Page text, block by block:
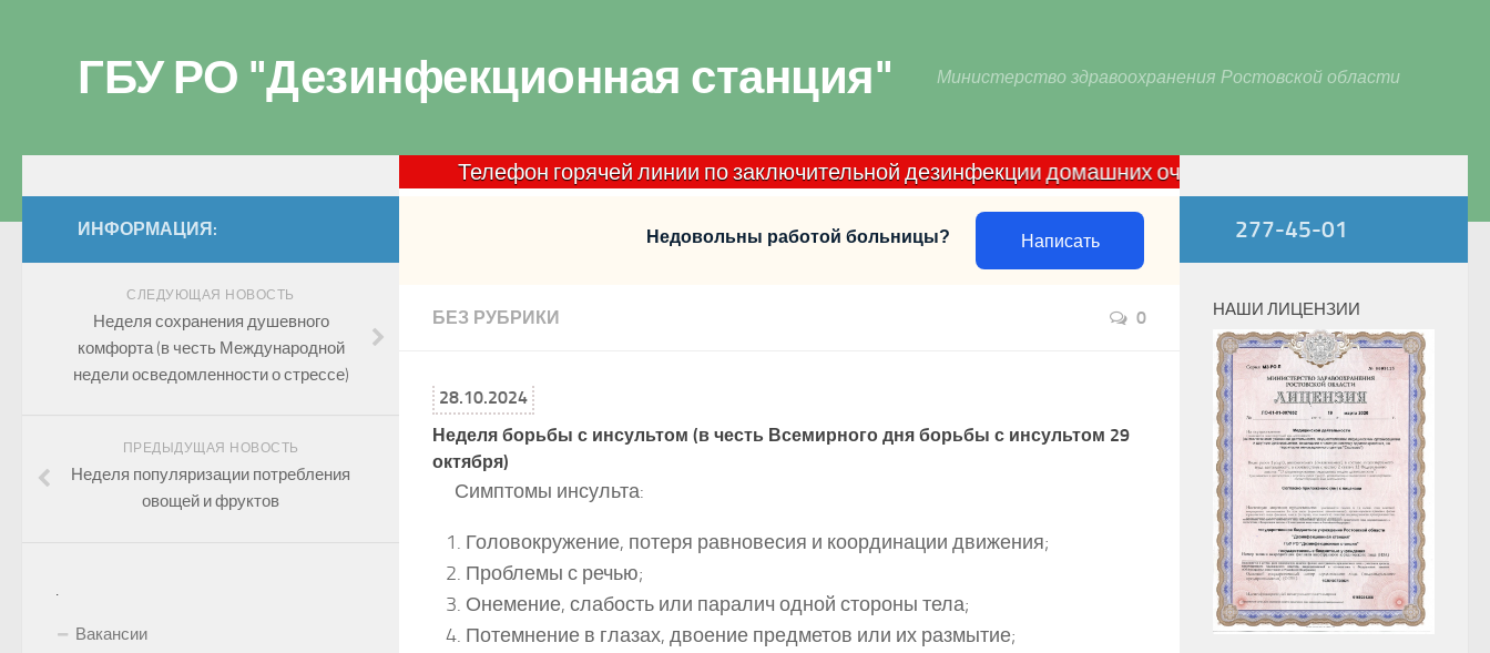
ГБУ РО "Дезинфекционная станция" Министерство здравоохранения Ростовской области
Телефон горячей линии по заключительной дезинфекции домашних очагов по COVID-19: звонить c 8:00
Недовольны работой больницы? Написать
БЕЗ РУБРИКИ 0
28.10.2024
Неделя борьбы с инсультом (в честь Всемирного дня борьбы с инсультом 29
октября)
Симптомы инсульта:
Головокружение, потеря равновесия и координации движения;
Проблемы с речью;
Онемение, слабость или паралич одной стороны тела;
Потемнение в глазах, двоение предметов или их размытие;
ИНФОРМАЦИЯ:
СЛЕДУЮЩАЯ НОВОСТЬ
Неделя сохранения душевного
комфорта (в честь Международной
недели осведомленности о стрессе)
ПРЕДЫДУЩАЯ НОВОСТЬ
Неделя популяризации потребления
овощей и фруктов
.
Вакансии
277-45-01
НАШИ ЛИЦЕНЗИИ